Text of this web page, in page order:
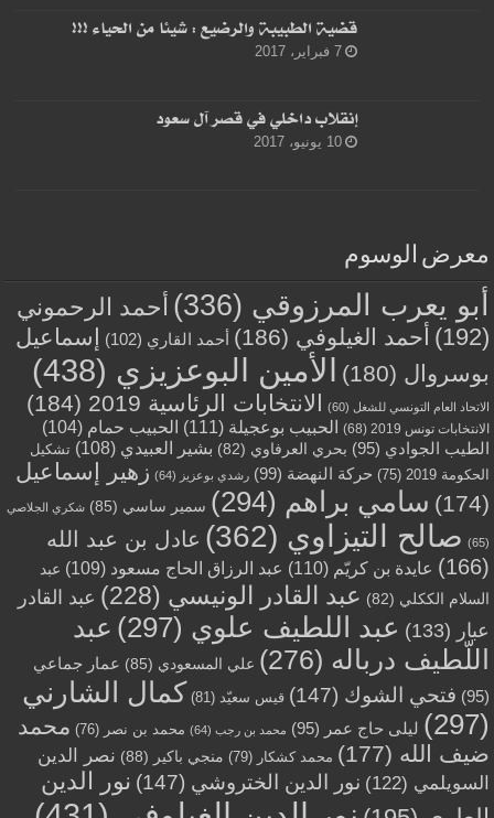
قضية الطبيبة والرضيع : شيئا من الحياء !!!
7 فبراير، 2017
إنقلاب داخلي في قصر آل سعود
10 يونيو، 2017
معرض الوسوم
أبو يعرب المرزوقي (336)
أحمد الرحموني
(192)
أحمد الغيلوفي (186) أحمد القاري (102)
إسماعيل
بوسروال (180) الأمين البوعزيزي (438)
الاتحاد العام التونسي للشغل (60) الانتخابات الرئاسية 2019 (184)
الانتخابات تونس 2019 (68) الحبيب بوعجيلة (111) الحبيب حمام (104)
الطيب الجوادي (95) بحري العرفاوي (82) بشير العبيدي (108)
تشكيل
الحكومة 2019
(75) حركة النهضة (99) رشدي بوعزيز (64)
زهير إسماعيل
(174)
سامي براهم (294) سمير ساسي (85) شكري الجلاصي
(65) صالح التيزاوي (362)
عادل بن عبد الله
(166)
عايدة بن كريّم (110) عبد الرزاق الحاج مسعود (109)
عبد
السلام الككلي (82) عبد القادر الونيسي (228)
عبد القادر
عبار (133) عبد اللطيف علوي (297)
عبد
اللّطيف درباله (276) علي المسعودي (85)
عمار جماعي
(95)
فتحي الشوك (147) قيس سعيّد (81)
كمال الشارني
(297)
ليلى حاج عمر (95) محمد بن رجب (64) محمد بن نصر (76)
محمد
ضيف الله (177) محمد كشكار (79) منجي باكير (88)
نصر الدين
السويلمي (122) نور الدين الختروشي (147)
نور الدين